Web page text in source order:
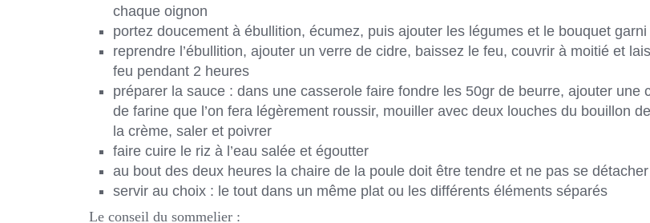
chaque oignon
portez doucement à ébullition, écumez, puis ajouter les légumes et le bouquet garni
reprendre l’ébullition, ajouter un verre de cidre, baissez le feu, couvrir à moitié et
feu pendant 2 heures
préparer la sauce : dans une casserole faire fondre les 50gr de beurre, ajouter une
de farine que l’on fera légèrement roussir, mouiller avec deux louches du bouillon
la crème, saler et poivrer
faire cuire le riz à l’eau salée et égoutter
au bout des deux heures la chaire de la poule doit être tendre et ne pas se détacher
servir au choix : le tout dans un même plat ou les différents éléments séparés
Le conseil du sommelier :